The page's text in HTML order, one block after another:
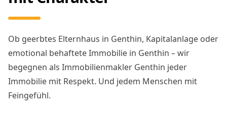
Ob geerbtes Elternhaus in Genthin, Kapitalanlage oder
emotional behaftete Immobilie in Genthin – wir
begegnen als Immobilienmakler Genthin jeder
Immobilie mit Respekt. Und jedem Menschen mit
Feingefühl.